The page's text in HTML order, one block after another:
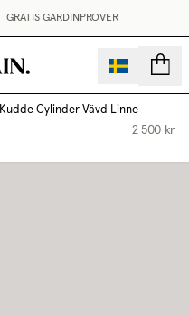
GRATIS GARDINPROVER
Kudde Cylinder Vävd Linne
2 500 kr